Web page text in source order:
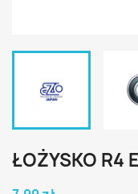
ŁOŻYSKO R4